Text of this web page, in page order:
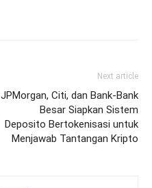
Next article
JPMorgan, Citi, dan Bank-Bank
Besar Siapkan Sistem
Deposito Bertokenisasi untuk
Menjawab Tantangan Kripto